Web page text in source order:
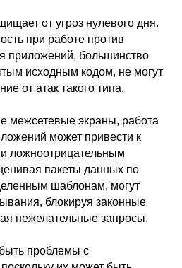
от угроз нулевого дня.
при работе против
приложений, большинство
исходным кодом, не могут
от атак такого типа.
межсетевые экраны, работа
может привести к
ложноотрицательным
пакеты данных по
шаблонам, могут
блокируя законные
нежелательные запросы.
проблемы с